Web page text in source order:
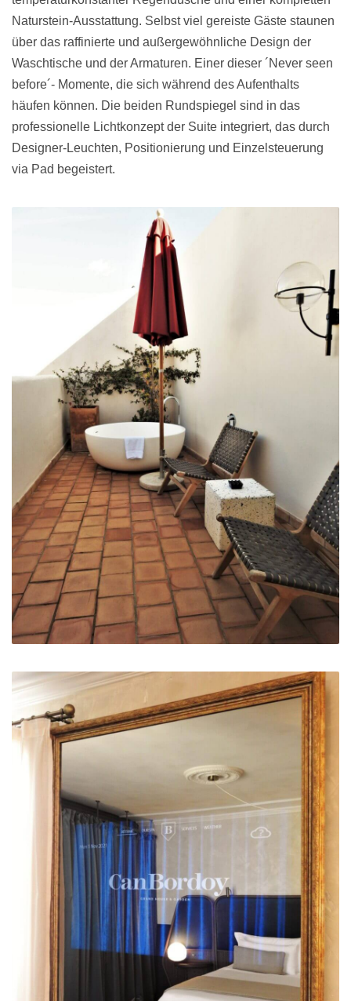
Naturstein-Ausstattung. Selbst viel gereiste Gäste staunen
über das raffinierte und außergewöhnliche Design der
Waschtische und der Armaturen. Einer dieser ´Never seen
before´- Momente, die sich während des Aufenthalts
häufen können. Die beiden Rundspiegel sind in das
professionelle Lichtkonzept der Suite integriert, das durch
Designer-Leuchten, Positionierung und Einzelsteuerung
via Pad begeistert.